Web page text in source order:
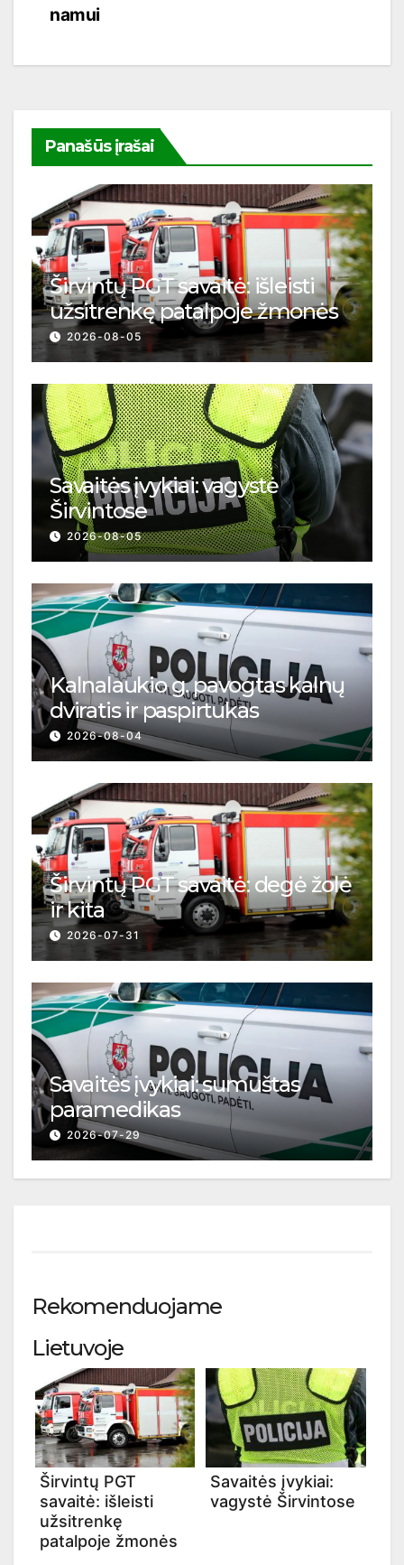
namui
Panašūs įrašai
Širvintų PGT savaitė: išleisti
užsitrenkę patalpoje žmonės
2026-08-05
Savaitės įvykiai: vagystė
Širvintose
2026-08-05
Kalnalaukio g. pavogtas kalnų
dviratis ir paspirtukas
2026-08-04
Širvintų PGT savaitė: degė žolė
ir kita
2026-07-31
Savaitės įvykiai: sumuštas
paramedikas
2026-07-29
Rekomenduojame
Lietuvoje
Širvintų PGT
savaitė: išleisti
užsitrenkę
patalpoje žmonės
Savaitės įvykiai:
vagystė Širvintose